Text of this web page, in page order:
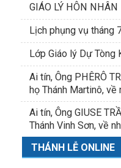
GIÁO LÝ HÔN
Lịch phụng vụ tháng
Lớp Giáo lý Dự
Ai tín, Ông PHÊRÔ
họ Thánh Martinô, về
Ai tín, Ông GIUSE
Thánh Vinh Sơn, về
THÁNH LỄ ONLINE